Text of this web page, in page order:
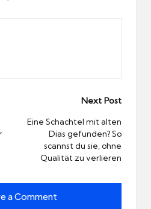
Next Post
Eine Schachtel mit alten
Dias gefunden? So
scannst du sie, ohne
Qualität zu verlieren
a Comment